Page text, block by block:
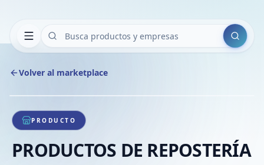
Buscar
Volver al marketplace
1/1
PRODUCTO
PRODUCTOS DE REPOSTERÍA